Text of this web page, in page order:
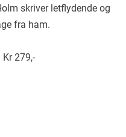
skriver letflydende og
fra ham.
279,-